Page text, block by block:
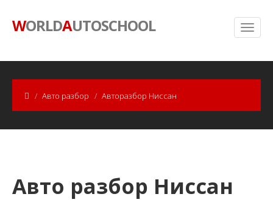
WORLDAUTOSCHOOL
Авто разбор Авторазбор Ниссан
Авто разбор Ниссан